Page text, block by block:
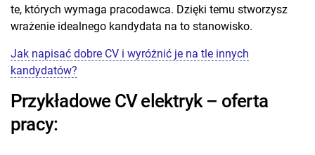
te, których wymaga pracodawca. Dzięki temu stworzysz
wrażenie idealnego kandydata na to stanowisko.
Jak napisać dobre CV i wyróżnić je na tle innych
kandydatów?
Przykładowe CV elektryk – oferta
pracy: